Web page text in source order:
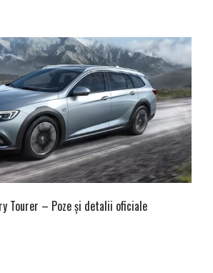
Tourer – Poze și detalii oficiale